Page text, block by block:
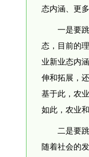
态内涵、更
一是要
态，目前的
业新业态内
伸和拓展，
基于此，农
如此，农业
二是要
随着社会的